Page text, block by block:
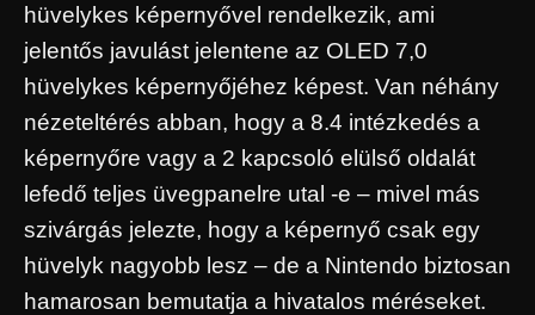
hüvelykes képernyővel rendelkezik, ami
jelentős javulást jelentene az OLED 7,0
hüvelykes képernyőjéhez képest. Van néhány
nézeteltérés abban, hogy a 8.4 intézkedés a
képernyőre vagy a 2 kapcsoló elülső oldalát
lefedő teljes üvegpanelre utal -e – mivel más
szivárgás jelezte, hogy a képernyő csak egy
hüvelyk nagyobb lesz – de a Nintendo biztosan
hamarosan bemutatja a hivatalos méréseket.